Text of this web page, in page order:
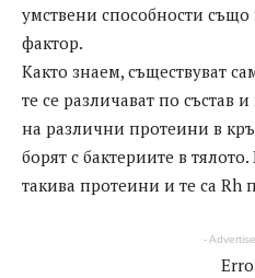
умствени способности
фактор.
Както знаем, съществуват
те се различават по състав
на различни протеини в
борят с бактериите в
такива протеини и те са Rh
-